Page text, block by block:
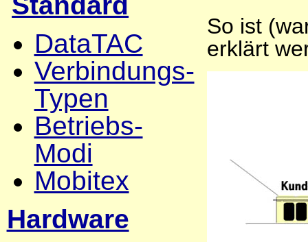
DataTAC
Verbindungs-
Typen
Betriebs-
Modi
Mobitex
Hardware
So ist
erklärt